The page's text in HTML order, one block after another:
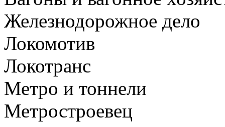
Железнодорожное дело
Локомотив
Локотранс
Метро и тоннели
Метростроевец